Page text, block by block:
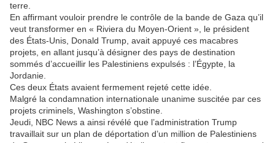
terre.
En affirmant vouloir prendre le contrôle de la bande de Gaza qu’il
veut transformer en « Riviera du Moyen-Orient », le président
des États-Unis, Donald Trump, avait appuyé ces macabres
projets, en allant jusqu’à désigner des pays de destination
sommés d’accueillir les Palestiniens expulsés : l’Égypte, la
Jordanie.
Ces deux États avaient fermement rejeté cette idée.
Malgré la condamnation internationale unanime suscitée par ces
projets criminels, Washington s’obstine.
Jeudi, NBC News a ainsi révélé que l’administration Trump
travaillait sur un plan de déportation d’un million de Palestiniens